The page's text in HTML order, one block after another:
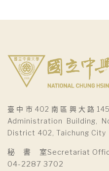
臺中市402南區興大路
Administration Building,
District 402, Taichung City
秘 書 室Secretariat
04-2287 3702